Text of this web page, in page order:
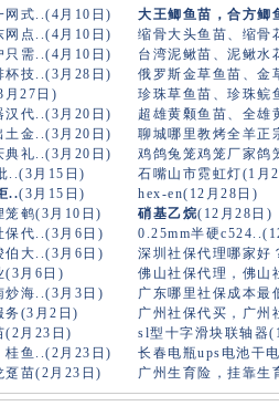
网式..(4月10日)
网点..(4月10日)
只需..(4月10日)
杯技..(3月28日)
月27日)
汉代..(3月20日)
土金..(3月20日)
典礼..(3月20日)
..(3月15日)
..(3月15日)
笼鹌(3月10日)
保代..(3月6日)
伯大..(3月6日)
(3月6日)
炒海..(3月3日)
务(3月2日)
(2月23日)
桂鱼..(2月23日)
趸苗(2月23日)
大王鲫鱼苗，合方鲫
缩骨大头鱼苗、缩骨
台湾泥鳅苗、泥鳅水
俄罗斯金草鱼苗、金
珍珠草鱼苗、珍珠鲩
超雄黄颡鱼苗、全雄
聊城哪里教烤全羊正
鸡鸽兔笼鸡笼厂家鸽
石嘴山市霓虹灯(1月
hex-en(12月28日)
硝基乙烷(12月28日)
0.25mm半硬
深圳社保代理哪家好
佛山社保代理，佛山
广东哪里社保成本最
广州社保代买，广州
sl型十字滑块联轴器
长春电瓶ups电池干
广州生育险，挂靠生